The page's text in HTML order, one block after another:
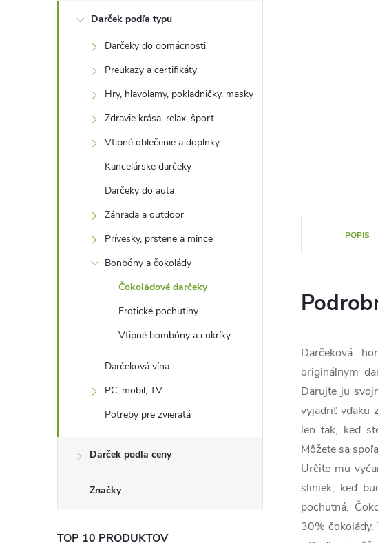
Darček podľa typu
Darčeky do domácnosti
Preukazy a certifikáty
Hry, hlavolamy, pokladničky, masky
Zdravie krása, relax, šport
Vtipné oblečenie a doplnky
Kancelárske darčeky
Darčeky do auta
Záhrada a outdoor
Prívesky, prstene a mince
Bonbóny a čokolády
Čokoládové darčeky
Erotické pochutiny
Vtipné bombóny a cukríky
Darčeková vína
PC, mobil, TV
Potreby pre zvieratá
Darček podľa ceny
Značky
TOP 10 PRODUKTOV
POPIS
Darčeková
originálnym
Darujte ju
vyjadriť vďaku
len tak, keď
Môžete sa
Určite mu
sliniek, keď
pochutná.
30%